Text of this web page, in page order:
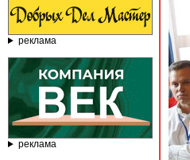
реклама
реклама